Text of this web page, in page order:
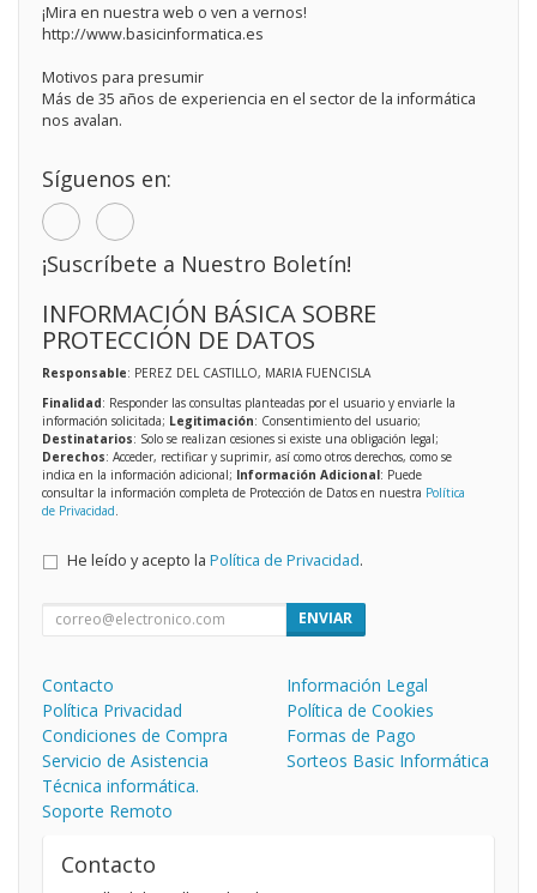
¡Mira en nuestra web o ven a vernos!
http://www.basicinformatica.es
Motivos para presumir
Más de 35 años de experiencia en el sector de la informática
nos avalan.
Síguenos en:
¡Suscríbete a Nuestro Boletín!
INFORMACIÓN BÁSICA SOBRE
PROTECCIÓN DE DATOS
Responsable: PEREZ DEL CASTILLO, MARIA FUENCISLA
Finalidad: Responder las consultas planteadas por el usuario y enviarle la
información solicitada; Legitimación: Consentimiento del usuario;
Destinatarios: Solo se realizan cesiones si existe una obligación legal;
Derechos: Acceder, rectificar y suprimir, así como otros derechos, como se
indica en la información adicional; Información Adicional: Puede
consultar la información completa de Protección de Datos en nuestra Política
de Privacidad
He leído y acepto la Política de Privacidad.
ENVIAR
Contacto
Información Legal
Política Privacidad
Política de Cookies
Condiciones de Compra
Formas de Pago
Servicio de Asistencia
Técnica informática.
Soporte Remoto
Sorteos Basic Informática
Contacto